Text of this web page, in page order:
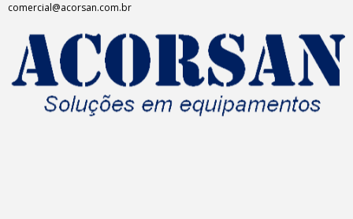
comercial@acorsan.com.br